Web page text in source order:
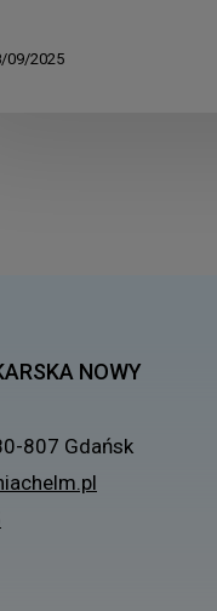
09/2025
NOWY
807 Gdańsk